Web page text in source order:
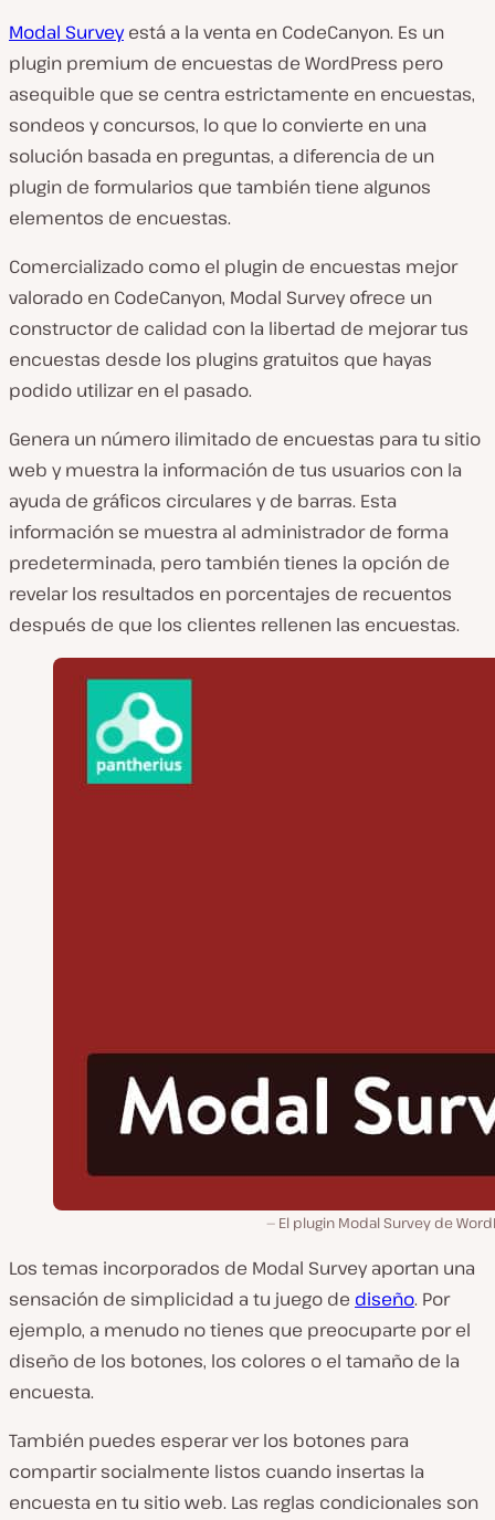
Modal Surveyestá a la venta en CodeCanyon. Es un
plugin premium de encuestas de WordPress pero
asequible que se centra estrictamente en encuestas,
sondeos y concursos, lo que lo convierte en una
solución basada en preguntas, a diferencia de un
plugin de formularios que también tiene algunos
elementos de encuestas.
Comercializado como el plugin de encuestas mejor
valorado en CodeCanyon, Modal Survey ofrece un
constructor de calidad con la libertad de mejorar tus
encuestas desde los plugins gratuitos que hayas
podido utilizar en el pasado.
Genera un número ilimitado de encuestas para tu sitio
web y muestra la información de tus usuarios con la
ayuda de gráficos circulares y de barras. Esta
información se muestra al administrador de forma
predeterminada, pero también tienes la opción de
revelar los resultados en porcentajes de recuentos
después de que los clientes rellenen las encuestas.
El plugin Modal Survey de
Los temas incorporados de Modal Survey aportan una
sensación de simplicidad a tu juego de diseño. Por
ejemplo, a menudo no tienes que preocuparte por el
diseño de los botones, los colores o el tamaño de la
encuesta.
También puedes esperar ver los botones para
compartir socialmente listos cuando insertas la
encuesta en tu sitio web. Las reglas condicionales son